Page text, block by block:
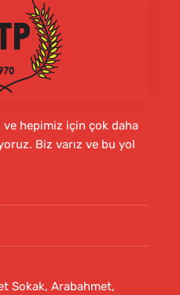
ve hepimiz için çok daha
Biz varız ve bu yol
Sokak, Arabahmet,